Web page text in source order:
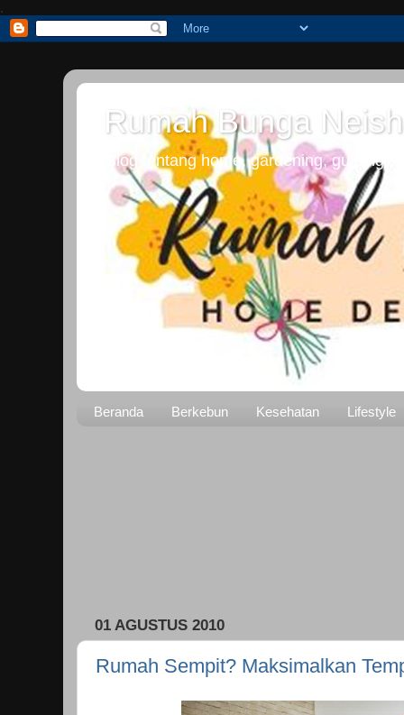
.
Rumah Bunga
Blog tentang home, gardening, guiding
Beranda Berkebun Kesehatan Lifestyle
01 AGUSTUS 2010
Rumah Sempit? Maksimalkan